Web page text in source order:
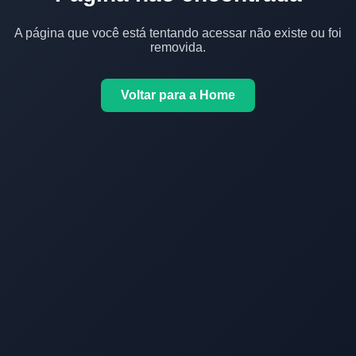
A página que você está tentando acessar não existe ou foi
removida.
Voltar para a Home